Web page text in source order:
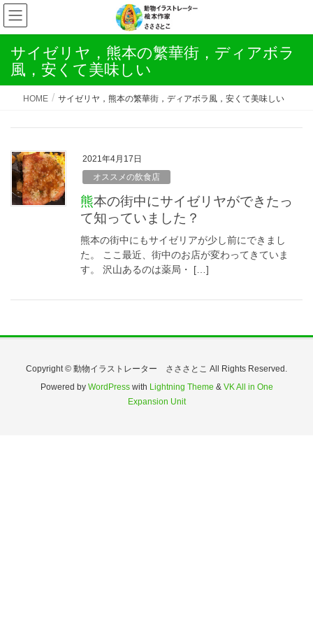
サイゼリヤ，熊本の繁華街，ディアボラ
風，安くて美味しい
HOME サイゼリヤ，熊本の繁華街，ディアボラ風，安くて美味しい
2021年4月17日
オススメの飲食店
熊本の街中にサイゼリヤができたっ
て知っていました？
熊本の街中にもサイゼリアが少し前にできまし
た。 ここ最近、街中のお店が変わってきていま
す。 沢山あるのは薬局・ […]
Copyright © 動物イラストレーター さささとこ All Rights Reserved.
Powered by WordPresswith Lightning Theme & VK All in One
Expansion Unit